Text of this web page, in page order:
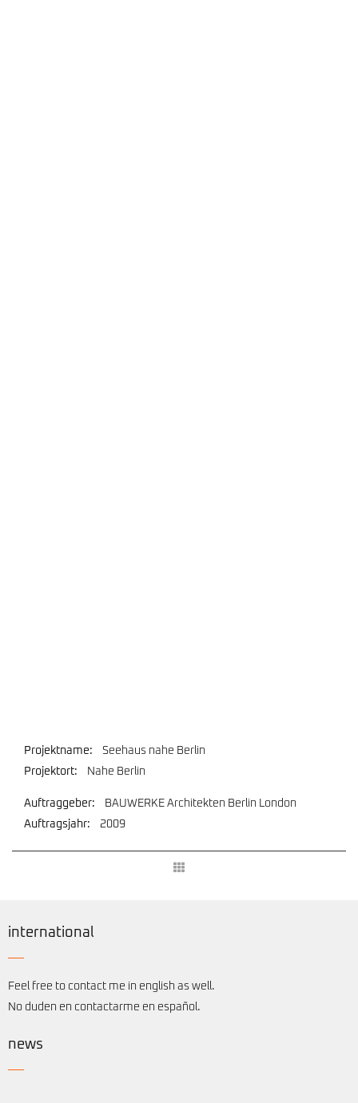
Projektname: Seehaus nahe Berlin
Projektort: Nahe Berlin
Auftraggeber: BAUWERKE Architekten Berlin London
Auftragsjahr: 2009
international
Feel free to contact me in english as well.
No duden en contactarme en español.
news